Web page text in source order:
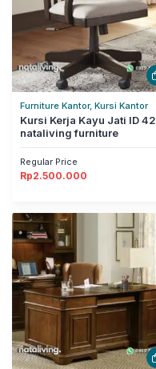
Furniture Kantor, Kursi Kantor
Kursi Kerja Kayu Jati ID 42
nataliving furniture
Regular Price
Rp2.500.000